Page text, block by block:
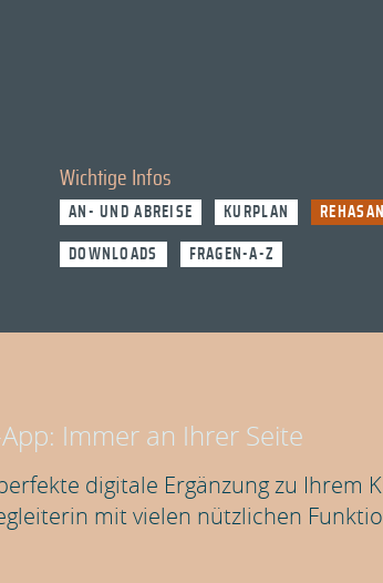
Wichtige Infos
AN- UND ABREISE KURPLAN
DOWNLOADS FRAGEN-A-Z
Immer an Ihrer Seite
digitale Ergänzung zu Ihrem
mit vielen nützlichen